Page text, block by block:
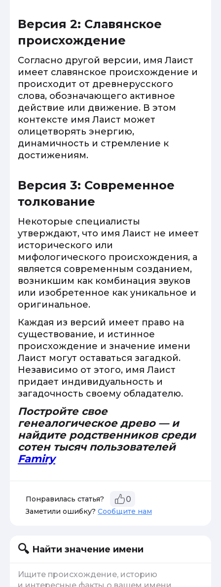
Версия 2: Славянское
происхождение
Согласно другой версии, имя Лаист
имеет славянское происхождение и
происходит от древнерусского
слова, обозначающего активное
действие или движение. В этом
контексте имя Лаист может
олицетворять энергию,
динамичность и стремление к
достижениям.
Версия 3: Современное
толкование
Некоторые специалисты
утверждают, что имя Лаист не имеет
исторического или
мифологического происхождения, а
является современным созданием,
возникшим как комбинация звуков
или изобретенное как уникальное и
оригинальное.
Каждая из версий имеет право на
существование, и истинное
происхождение и значение имени
Лаист могут оставаться загадкой.
Независимо от этого, имя Лаист
придает индивидуальность и
загадочность своему обладателю.
Постройте свое
генеалогическое древо — и
найдите родственников среди
сотен тысяч пользователей
Famiry
Понравилась статья? 0
Заметили ошибку? Сообщите нам
Найти значение имени
Ищите происхождение, историю